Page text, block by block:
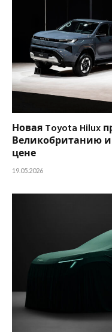
Новая Toyota Hilux
Великобританию и
цене
19.05.2026